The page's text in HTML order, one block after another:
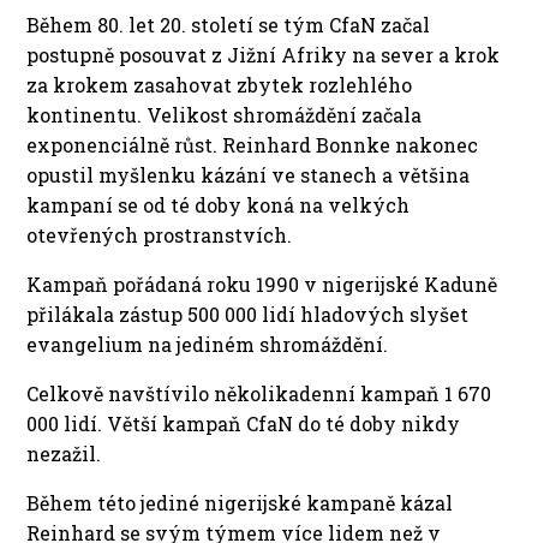
Během 80. let 20. století se tým CfaN začal
postupně posouvat z Jižní Afriky na sever a krok
za krokem zasahovat zbytek rozlehlého
kontinentu. Velikost shromáždění začala
exponenciálně růst. Reinhard Bonnke nakonec
opustil myšlenku kázání ve stanech a většina
kampaní se od té doby koná na velkých
otevřených prostranstvích.
Kampaň pořádaná roku 1990 v nigerijské Kaduně
přilákala zástup 500 000 lidí hladových slyšet
evangelium na jediném shromáždění.
Celkově navštívilo několikadenní kampaň 1 670
000 lidí. Větší kampaň CfaN do té doby nikdy
nezažil.
Během této jediné nigerijské kampaně kázal
Reinhard se svým týmem více lidem než v